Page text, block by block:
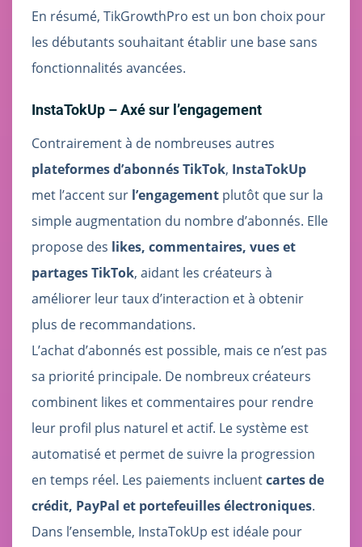
En résumé, TikGrowthPro est un bon choix pour
les débutants souhaitant établir une base sans
fonctionnalités avancées.
InstaTokUp – Axé sur l’engagement
Contrairement à de nombreuses autres
plateformes d’abonnés TikTok, InstaTokUp
met l’accent sur l’engagement plutôt que sur la
simple augmentation du nombre d’abonnés. Elle
propose des likes, commentaires, vues et
partages TikTok, aidant les créateurs à
améliorer leur taux d’interaction et à obtenir
plus de recommandations.
L’achat d’abonnés est possible, mais ce n’est pas
sa priorité principale. De nombreux créateurs
combinent likes et commentaires pour rendre
leur profil plus naturel et actif. Le système est
automatisé et permet de suivre la progression
en temps réel. Les paiements incluentcartes de
crédit, PayPal et portefeuilles électroniques.
Dans l’ensemble, InstaTokUp est idéale pour